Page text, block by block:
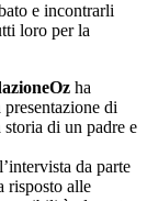
e incontrarli
loro per la
ha
di
di un padre e
da parte
risposto alle